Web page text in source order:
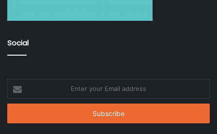
Social
your
Email